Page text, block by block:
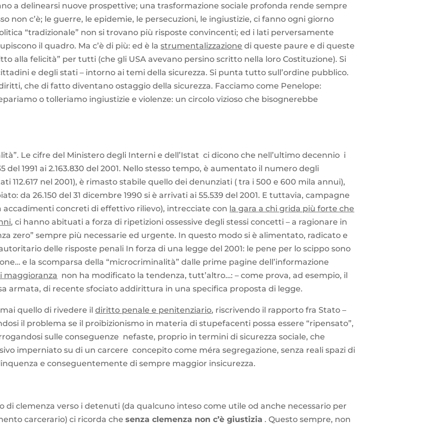
a delinearsi nuove prospettive; una trasformazione sociale profonda rende sempre
non c’è; le guerre, le epidemie, le persecuzioni, le ingiustizie, ci fanno ogni giorno
“tradizionale” non si trovano più risposte convincenti; ed i lati perversamente
il quadro. Ma c’è di più: ed è lastrumentalizzazione di queste paure e di queste
alla felicità” per tutti (che gli USA avevano persino scritto nella loro Costituzione). Si
e degli stati – intorno ai temi della sicurezza. Si punta tutto sull’ordine pubblico.
che di fatto diventano ostaggio della sicurezza. Facciamo come Penelope:
o tolleriamo ingiustizie e violenze: un circolo vizioso che bisognerebbe
Le cifre del Ministero degli Interni e dell’Istat ci dicono che nell’ultimo decennio i
1991 ai 2.163.830 del 2001. Nello stesso tempo, è aumentato il numero degli
112.617 nel 2001), è rimasto stabile quello dei denunziati ( tra i 500 e 600 mila annui),
da 26.150 del 31 dicembre 1990 si è arrivati ai 55.539 del 2001. E tuttavia, campagne
concreti di effettivo rilievo), intrecciate con la gara a chi grida più forte che
, ci hanno abituati a forza di ripetizioni ossessive degli stessi concetti – a ragionare in
zero” sempre più necessarie ed urgente. In questo modo si è alimentato, radicato e
delle risposte penali In forza di una legge del 2001: le pene per lo scippo sono
e la scomparsa della “microcriminalità” dalle prime pagine dell’informazione
maggioranza non ha modificato la tendenza, tutt’altro…: – come prova, ad esempio, il
armata, di recente sfociato addirittura in una specifica proposta di legge.
quello di rivedere ildiritto penale e penitenziario, riscrivendo il rapporto fra Stato –
il problema se il proibizionismo in materia di stupefacenti possa essere “ripensato”,
sulle conseguenze nefaste, proprio in termini di sicurezza sociale, che
imperniato su di un carcere concepito come méra segregazione, senza reali spazi di
e conseguentemente di sempre maggior insicurezza.
clemenza verso i detenuti (da qualcuno inteso come utile od anche necessario per
carcerario) ci ricorda chesenza clemenza non c’è giustizia . Questo sempre, non